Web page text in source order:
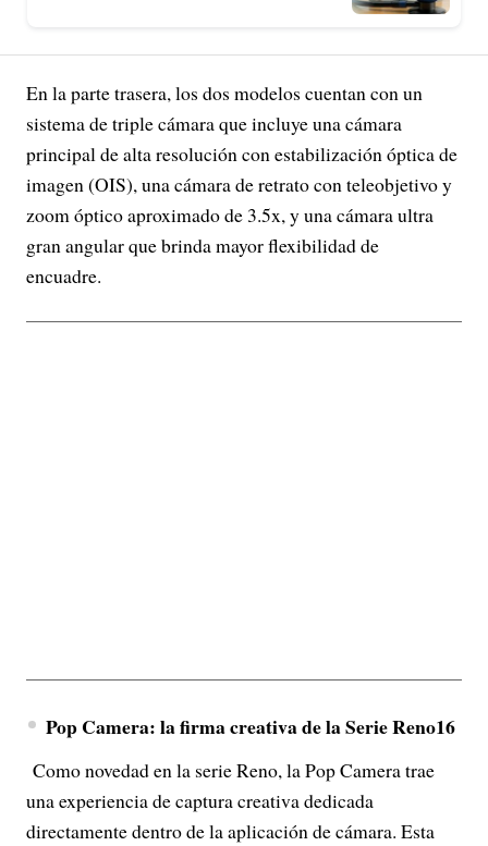
En la parte trasera, los dos modelos cuentan con un
sistema de triple cámara que incluye una cámara
principal de alta resolución con estabilización óptica de
imagen (OIS), una cámara de retrato con teleobjetivo y
zoom óptico aproximado de 3.5x, y una cámara ultra
gran angular que brinda mayor flexibilidad de
encuadre.
Pop Camera: la firma creativa de la Serie Reno16
Como novedad en la serie Reno, la Pop Camera trae
una experiencia de captura creativa dedicada
directamente dentro de la aplicación de cámara. Esta